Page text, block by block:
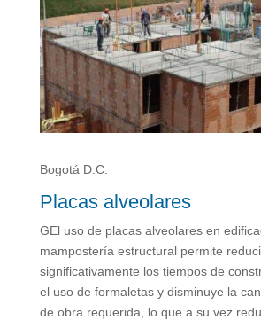
Bogotá D.C.
Placas alveolares
GEl uso de placas alveolares en
mampostería estructural permite
significativamente los tiempos de
el uso de formaletas y disminuye la
de obra requerida, lo que a su vez